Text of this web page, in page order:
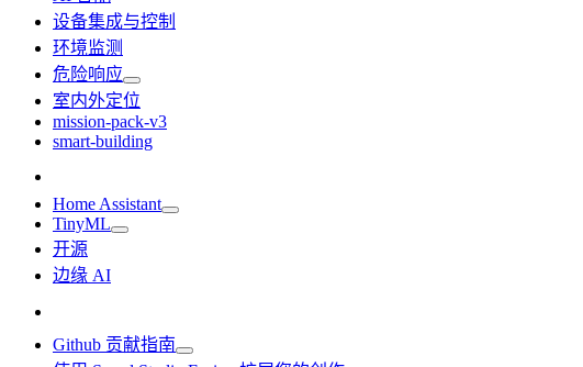
设备集成与控制
环境监测
危险响应
室内外定位
mission-pack-v3
smart-building
Home Assistant
TinyML
开源
边缘 AI
Github 贡献指南